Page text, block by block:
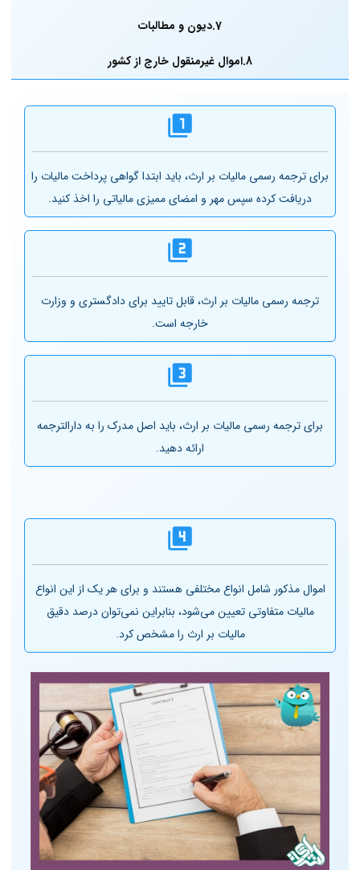
7.دیون و مطالبات
8.اموال غیرمنقول خارج از کشور
برای ترجمه رسمی مالیات بر ارث، باید ابتدا گواهی پرداخت مالیات را
دریافت کرده سپس مهر و امضای ممیزی مالیاتی را اخذ کنید.
ترجمه رسمی مالیات بر ارث، قابل تایید برای دادگستری و وزارت
خارجه است.
برای ترجمه رسمی مالیات بر ارث، باید اصل مدرک را به دارالترجمه
ارائه دهید.
اموال مذکور شامل انواع مختلفی هستند و برای هر یک از این انواع
مالیات متفاوتی تعیین می‌شود، بنابراین نمی‌توان درصد دقیق
مالیات بر ارث را مشخص کرد.